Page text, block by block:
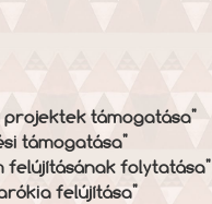
projektek támogatása"
támogatása"
felújításának folytatása"
felújítása"